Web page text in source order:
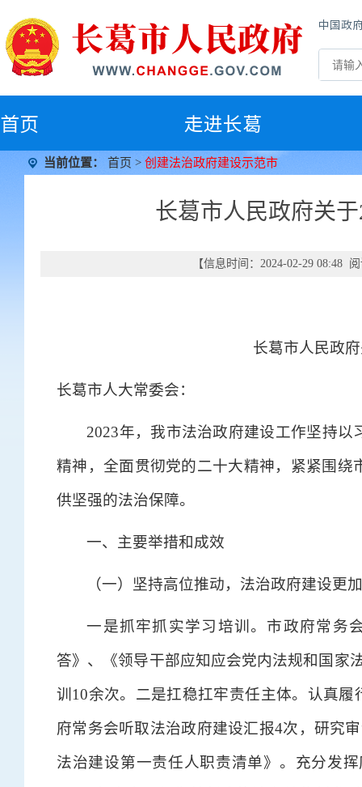
中国政
首页 走进长葛
当前位置： 首页 > 创建法治政府建设示范市
长葛市人民政府关
【信息时间：2024-02-29 08:48
长葛市人民政
长葛市人大常委会：
2023年，我市法治政府建设工作坚持
精神，全面贯彻党的二十大精神，紧紧围
供坚强的法治保障。
一、主要举措和成效
（一）坚持高位推动，法治政府建设更
一是抓牢抓实学习培训。市政府常务
答》、《领导干部应知应会党内法规和国家
训10余次。二是扛稳扛牢责任主体。认真
府常务会听取法治政府建设汇报4次，研究
法治建设第一责任人职责清单》。充分发